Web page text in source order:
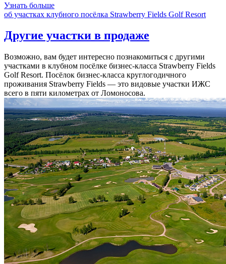
Узнать больше
об участках клубного посёлка Strawberry Fields Golf Resort
Другие участки в продаже
Возможно, вам будет интересно познакомиться с другими
участками в клубном посёлке бизнес-класса Strawberry Fields
Golf Resort. Посёлок бизнес-класса круглогодичного
проживания Strawberry Fields — это видовые участки ИЖС
всего в пяти километрах от Ломоносова.